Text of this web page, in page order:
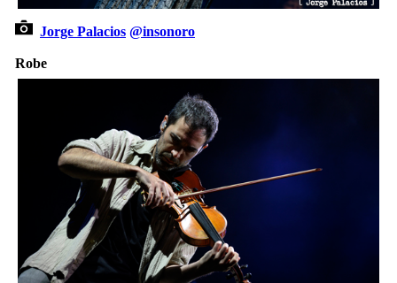
Jorge Palacios @insonoro
Robe